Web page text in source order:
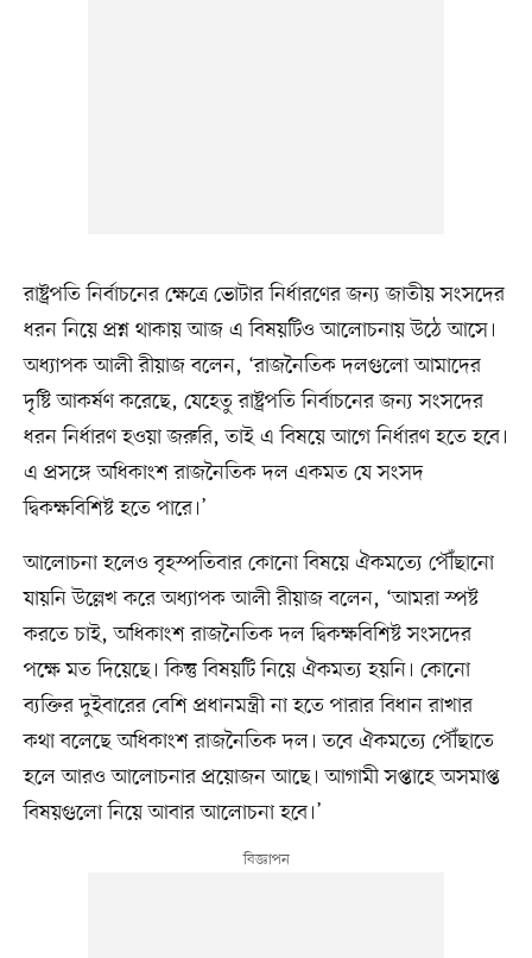
রাষ্ট্রপতি নির্বাচনের ক্ষেত্রে ভোটার নির্ধারণের জন্য জাতীয় সংসদের
ধরন নিয়ে প্রশ্ন থাকায় আজ এ বিষয়টিও আলোচনায় উঠে আসে।
অধ্যাপক আলী রীয়াজ বলেন, ‘রাজনৈতিক দলগুলো আমাদের
দৃষ্টি আকর্ষণ করেছে, যেহেতু রাষ্ট্রপতি নির্বাচনের জন্য সংসদের
ধরন নির্ধারণ হওয়া জরুরি, তাই এ বিষয়ে আগে নির্ধারণ হতে হবে।
এ প্রসঙ্গে অধিকাংশ রাজনৈতিক দল একমত যে সংসদ
দ্বিকক্ষবিশিষ্ট হতে পারে।’
আলোচনা হলেও বৃহস্পতিবার কোনো বিষয়ে ঐকমত্যে পৌঁছানো
যায়নি উল্লেখ করে অধ্যাপক আলী রীয়াজ বলেন, ‘আমরা স্পষ্ট
করতে চাই, অধিকাংশ রাজনৈতিক দল দ্বিকক্ষবিশিষ্ট সংসদের
পক্ষে মত দিয়েছে। কিন্তু বিষয়টি নিয়ে ঐকমত্য হয়নি। কোনো
ব্যক্তির দুইবারের বেশি প্রধানমন্ত্রী না হতে পারার বিধান রাখার
কথা বলেছে অধিকাংশ রাজনৈতিক দল। তবে ঐকমত্যে পৌঁছাতে
হলে আরও আলোচনার প্রয়োজন আছে। আগামী সপ্তাহে অসমাপ্ত
বিষয়গুলো নিয়ে আবার আলোচনা হবে।’